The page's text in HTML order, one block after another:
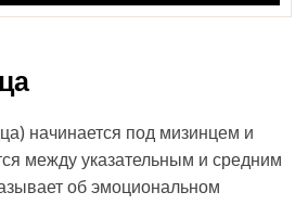
начинается под мизинцем и
между указательным и средним
об эмоциональном